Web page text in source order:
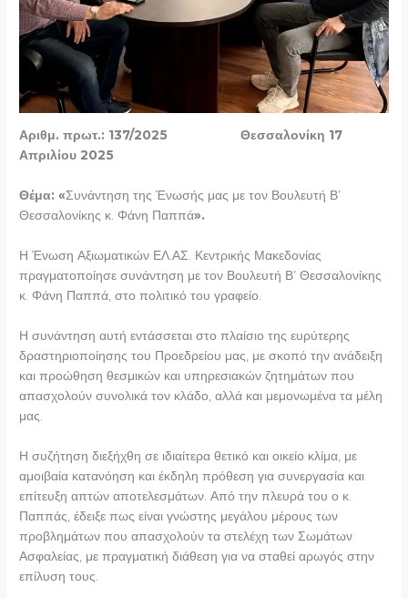
Αριθμ. πρωτ.: 137/2025 Θεσσαλονίκη 17
Απριλίου 2025
Θέμα: «Συνάντηση της Ένωσής μας με τον Βουλευτή Β’
Θεσσαλονίκης κ. Φάνη Παππά».
Η Ένωση Αξιωματικών ΕΛ.ΑΣ. Κεντρικής Μακεδονίας
πραγματοποίησε συνάντηση με τον Βουλευτή Β’ Θεσσαλονίκης
κ. Φάνη Παππά, στο πολιτικό του γραφείο.
Η συνάντηση αυτή εντάσσεται στο πλαίσιο της ευρύτερης
δραστηριοποίησης του Προεδρείου μας, με σκοπό την ανάδειξη
και προώθηση θεσμικών και υπηρεσιακών ζητημάτων που
απασχολούν συνολικά τον κλάδο, αλλά και μεμονωμένα τα μέλη
μας.
Η συζήτηση διεξήχθη σε ιδιαίτερα θετικό και οικείο κλίμα, με
αμοιβαία κατανόηση και έκδηλη πρόθεση για συνεργασία και
επίτευξη απτών αποτελεσμάτων. Από την πλευρά του ο κ.
Παππάς, έδειξε πως είναι γνώστης μεγάλου μέρους των
προβλημάτων που απασχολούν τα στελέχη των Σωμάτων
Ασφαλείας, με πραγματική διάθεση για να σταθεί αρωγός στην
επίλυση τους.